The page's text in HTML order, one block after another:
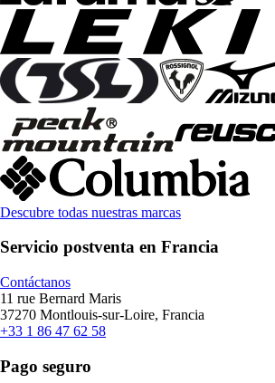
Descubre todas nuestras marcas
Servicio postventa en Francia
Contáctanos
11 rue Bernard Maris
37270 Montlouis-sur-Loire, Francia
+33 1 86 47 62 58
Pago seguro